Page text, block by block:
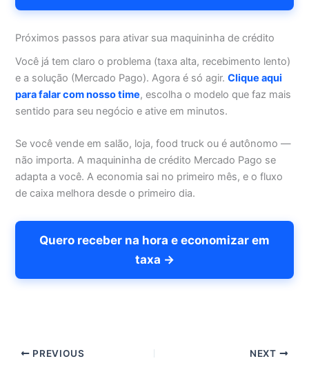
Próximos passos para ativar sua maquininha de crédito
Você já tem claro o problema (taxa alta, recebimento lento)
e a solução (Mercado Pago). Agora é só agir.Clique aqui
para falar com nosso time, escolha o modelo que faz mais
sentido para seu negócio e ative em minutos.
Se você vende em salão, loja, food truck ou é autônomo —
não importa. A maquininha de crédito Mercado Pago se
adapta a você. A economia sai no primeiro mês, e o fluxo
de caixa melhora desde o primeiro dia.
Quero receber na hora e economizar em
taxa →
PREVIOUS NEXT